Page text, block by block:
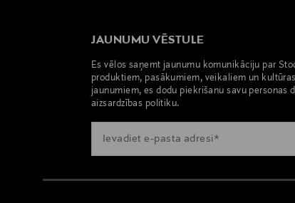
JAUNUMU VĒSTULE
Es vēlos saņemt jaunumu komunikāciju par
produktiem, pasākumiem, veikaliem un
jaunumiem, es dodu piekrišanu savu personas
aizsardzības politiku.